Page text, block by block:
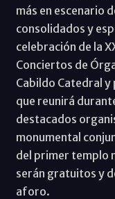
más en escenario
consolidados y
celebración de la
Conciertos de
Cabildo Catedral
que reunirá
destacados
monumental
del primer templo
serán gratuitos y
aforo.